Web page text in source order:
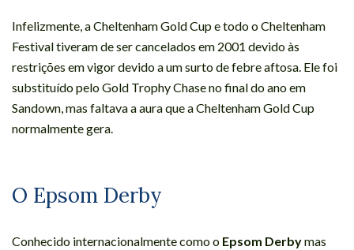
Infelizmente, a Cheltenham Gold Cup e todo o Cheltenham
Festival tiveram de ser cancelados em 2001 devido às
restrições em vigor devido a um surto de febre aftosa. Ele foi
substituído pelo Gold Trophy Chase no final do ano em
Sandown, mas faltava a aura que a Cheltenham Gold Cup
normalmente gera.
O Epsom Derby
Conhecido internacionalmente como o Epsom Derbymas